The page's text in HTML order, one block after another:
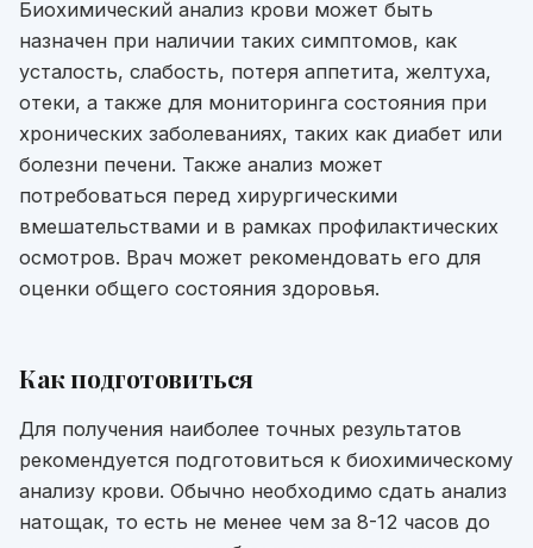
Биохимический анализ крови может быть
назначен при наличии таких симптомов, как
усталость, слабость, потеря аппетита, желтуха,
отеки, а также для мониторинга состояния при
хронических заболеваниях, таких как диабет или
болезни печени. Также анализ может
потребоваться перед хирургическими
вмешательствами и в рамках профилактических
осмотров. Врач может рекомендовать его для
оценки общего состояния здоровья.
Как подготовиться
Для получения наиболее точных результатов
рекомендуется подготовиться к биохимическому
анализу крови. Обычно необходимо сдать анализ
натощак, то есть не менее чем за 8-12 часов до